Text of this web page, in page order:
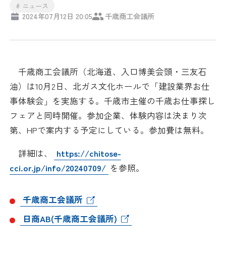
経営相談
保険・共済
検定試験
ビジネス交流
海外ビジネス・貿易証明
情報提供・広報
その他サービス
政策提言
調査・研究
日本商工会議所とは
組織概要
役員紹介
委員会・専門委員会
# ニュース
2024年07月12日 20:05 千歳商工会議所
千歳商工会議所（北海道、入口博美会頭・三友石
油）は10月2日、北ガス文化ホールで「建設業界お仕
事体験会」を実施する。千歳市主催の千歳お仕事探し
フェアと同時開催。参加企業、体験内容は決まり次
第、HPで案内する予定にしている。参加費は無料。
詳細は、
https://chitose-
cci.or.jp/info/20240709/ を参照。
千歳商工会議所
日商AB(千歳商工会議所)